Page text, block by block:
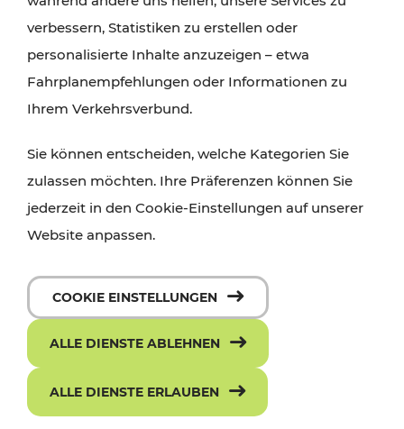
verbessern, Statistiken zu erstellen oder
personalisierte Inhalte anzuzeigen – etwa
Fahrplanempfehlungen oder Informationen zu
Ihrem Verkehrsverbund.
Sie können entscheiden, welche Kategorien Sie
zulassen möchten. Ihre Präferenzen können Sie
jederzeit in den Cookie-Einstellungen auf unserer
Website anpassen.
COOKIE EINSTELLUNGEN
ALLE DIENSTE ABLEHNEN
ALLE DIENSTE ERLAUBEN